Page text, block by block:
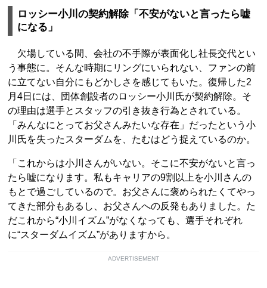
ロッシー小川の契約解除「不安がないと言ったら嘘
になる」
欠場している間、会社の不手際が表面化し社長交代とい
う事態に。そんな時期にリングにいられない、ファンの前
に立てない自分にもどかしさを感じてもいた。復帰した2
月4日には、団体創設者のロッシー小川氏が契約解除。そ
の理由は選手とスタッフの引き抜き行為とされている。
「みんなにとってお父さんみたいな存在」だったという小
川氏を失ったスターダムを、たむはどう捉えているのか。
「これからは小川さんがいない。そこに不安がないと言っ
たら嘘になります。私もキャリアの9割以上を小川さんの
もとで過ごしているので。お父さんに褒められたくてやっ
てきた部分もあるし、お父さんへの反発もありました。た
だこれから“小川イズム”がなくなっても、選手それぞれ
に“スターダムイズム”がありますから。
ADVERTISEMENT